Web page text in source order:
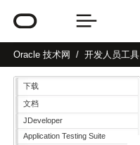
Oracle 技术网 开发人员工具
下载
文档
JDeveloper
Application Testing Suite